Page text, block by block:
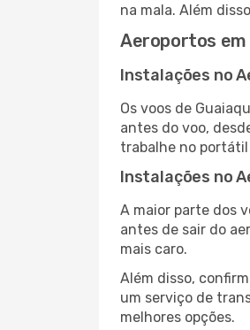
na mala. Além
Aeroportos em
Instalações no
Os voos de
antes do voo,
trabalhe no
Instalações no
A maior parte dos
antes de sair do
mais caro.
Além disso,
um serviço de
melhores opções.